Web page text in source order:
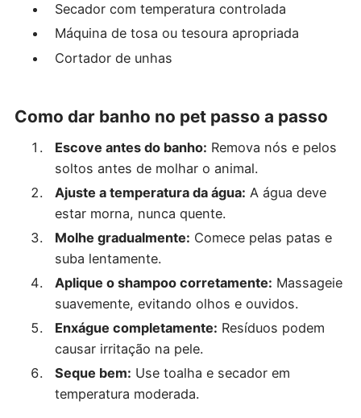
Secador com temperatura controlada
Máquina de tosa ou tesoura apropriada
Cortador de unhas
Como dar banho no pet passo a passo
Escove antes do banho: Remova nós e pelos
soltos antes de molhar o animal.
Ajuste a temperatura da água: A água deve
estar morna, nunca quente.
Molhe gradualmente: Comece pelas patas e
suba lentamente.
Aplique o shampoo corretamente: Massageie
suavemente, evitando olhos e ouvidos.
Enxágue completamente: Resíduos podem
causar irritação na pele.
Seque bem: Use toalha e secador em
temperatura moderada.